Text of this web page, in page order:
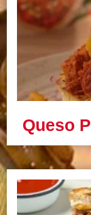
Queso